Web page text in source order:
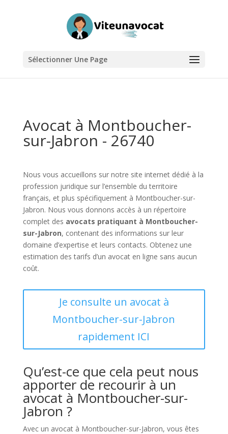
Sélectionner Une Page
Avocat à Montboucher-
sur-Jabron - 26740
Nous vous accueillons sur notre site internet dédié à la
profession juridique sur l’ensemble du territoire
français, et plus spécifiquement à Montboucher-sur-
Jabron. Nous vous donnons accès à un répertoire
complet des avocats pratiquant à Montboucher-
sur-Jabron, contenant des informations sur leur
domaine d’expertise et leurs contacts. Obtenez une
estimation des tarifs d’un avocat en ligne sans aucun
coût.
Je consulte un avocat à
Montboucher-sur-Jabron
rapidement ICI
Qu’est-ce que cela peut nous
apporter de recourir à un
avocat à Montboucher-sur-
Jabron ?
Avec un avocat à Montboucher-sur-Jabron, vous êtes